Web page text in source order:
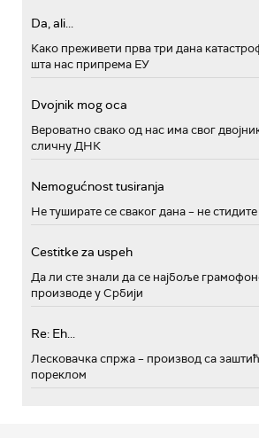
Da, ali...
Како преживети прва три дана
шта нас припрема ЕУ
Dvojnik mog oca
Вероватно свако од нас има свог
сличну ДНК
Nemogućnost tusiranja
Не туширате се сваког дана – не стидите
Cestitke za uspeh
Да ли сте знали да се најбоље
производе у Србији
Re: Eh...
Лесковачка спржа – производ са
пореклом